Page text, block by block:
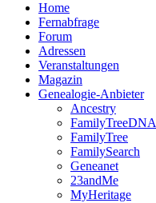
Home
Fernabfrage
Forum
Adressen
Veranstaltungen
Magazin
Genealogie-Anbieter
Ancestry
FamilyTreeDNA
FamilyTree
FamilySearch
Geneanet
23andMe
MyHeritage